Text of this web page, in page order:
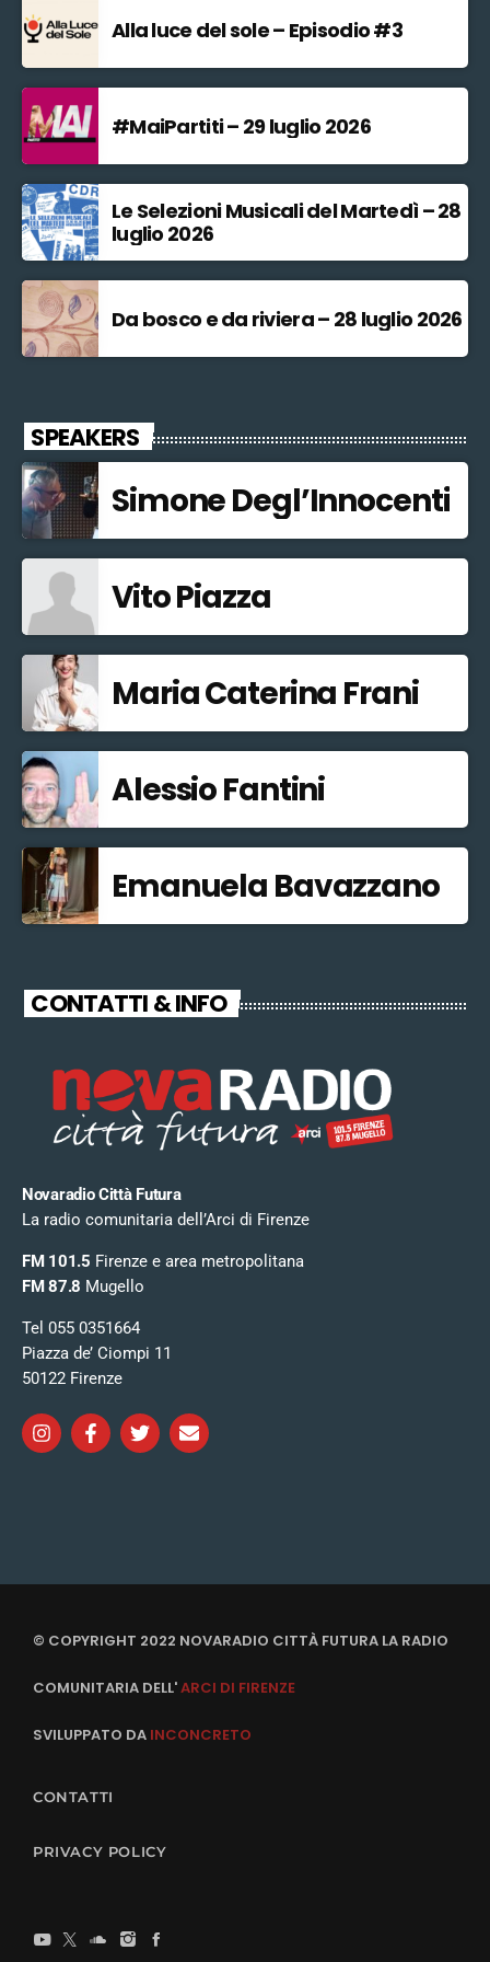
Alla luce del sole – Episodio #3
#MaiPartiti – 29 luglio 2026
Le Selezioni Musicali del Martedì – 28
luglio 2026
Da bosco e da riviera – 28 luglio 2026
SPEAKERS
Simone Degl’Innocenti
Vito Piazza
Maria Caterina Frani
Alessio Fantini
Emanuela Bavazzano
CONTATTI & INFO
Novaradio Città Futura
La radio comunitaria dell’Arci di Firenze
FM 101.5 Firenze e area metropolitana
FM 87.8 Mugello
Tel 055 0351664
Piazza de’ Ciompi 11
50122 Firenze
© COPYRIGHT 2022 NOVARADIO CITTÀ FUTURA LA RADIO
COMUNITARIA DELL'ARCI DI FIRENZE
SVILUPPATO DA INCONCRETO
CONTATTI
PRIVACY POLICY